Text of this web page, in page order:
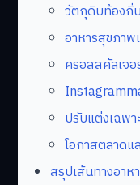
วัตถุดิบท้องถิ่
อาหารสุขภา
ครอสสคัลเจ
ปรับแต่งเฉพ
โอกาสตลาดแ
สรุปเส้นทางอาห